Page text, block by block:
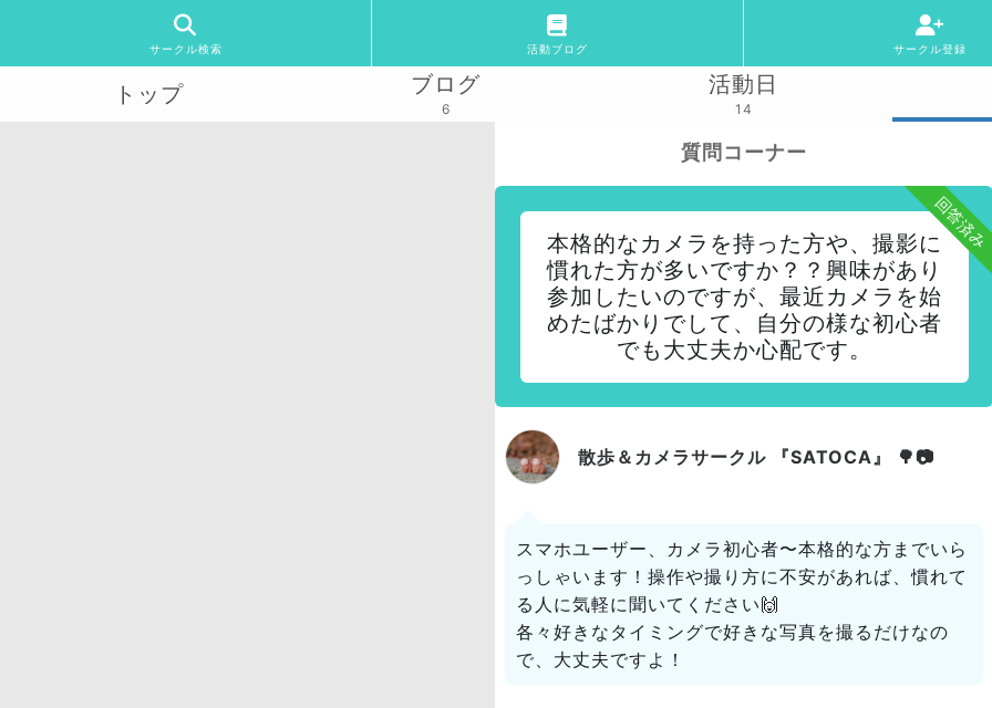
サークル検索 活動ブログ サークル登録
トップ ブログ
6
活動日
14
質問コーナー
回答済み
本格的なカメラを持った方や、撮影に
慣れた方が多いですか？？興味があり
参加したいのですが、最近カメラを始
めたばかりでして、自分の様な初心者
でも大丈夫か心配です。
散歩＆カメラサークル 『SATOCA』 🌳📷
スマホユーザー、カメラ初心者〜本格的な方までいら
っしゃいます！操作や撮り方に不安があれば、慣れて
る人に気軽に聞いてください🙌
各々好きなタイミングで好きな写真を撮るだけなの
で、大丈夫ですよ！